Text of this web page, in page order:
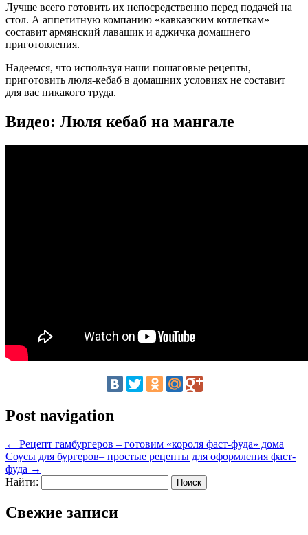
Лучше всего готовить их непосредственно перед подачей на
стол. А аппетитную компанию «кавказским котлеткам»
составит армянский лавашик и аджичка домашнего
приготовления.
Надеемся, что используя наши пошаговые рецепты,
приготовить люля-кебаб в домашних условиях не составит
для вас никакого труда.
Видео: Люля кебаб на мангале
Post navigation
← Рецепт гамбургеров – готовим «короля фаст-фуда» дома
Соусы для бургеров– простые рецепты для оформления фаст-
фуда →
Найти:
Свежие записи